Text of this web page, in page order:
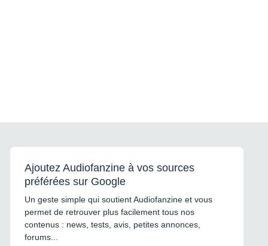
Ajoutez Audiofanzine à vos sources
préférées sur Google
Un geste simple qui soutient Audiofanzine et vous
permet de retrouver plus facilement tous nos
contenus : news, tests, avis, petites annonces,
forums...